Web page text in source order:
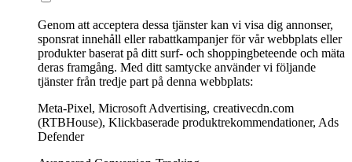
Genom att acceptera dessa tjänster kan vi visa dig annonser,
sponsrat innehåll eller rabattkampanjer för vår webbplats eller
produkter baserat på ditt surf- och shoppingbeteende och mäta
deras framgång. Med ditt samtycke använder vi följande
tjänster från tredje part på denna webbplats:
Meta-Pixel, Microsoft Advertising, creativecdn.com
(RTBHouse), Klickbaserade produktrekommendationer, Ads
Defender